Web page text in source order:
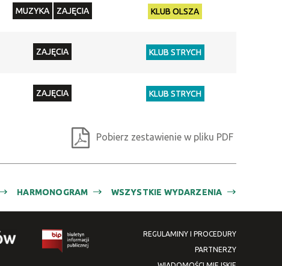
Promowane
MUZYKA ZAJĘCIA KLUB OLSZA
ZAJĘCIA KLUB STRYCH
ZAJĘCIA KLUB STRYCH
Pobierz zestawienie w pliku PDF
WSZYSTKIE WYDARZENIA
HARMONOGRAM
REGULAMINY I PROCEDURY
PARTNERZY